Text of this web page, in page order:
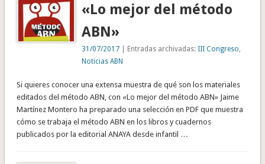
«Lo mejor del método
ABN»
31/07/2017 | Entradas archivadas: III Congreso
Noticias ABN
Si quieres conocer una extensa muestra de qué son los materiales
editados del método ABN, con «Lo mejor del método ABN» Jaime
Martínez Montero ha preparado una selección en PDF que muestra
cómo se trabaja el método ABN en los libros y cuadernos
publicados por la editorial ANAYA desde infantil …